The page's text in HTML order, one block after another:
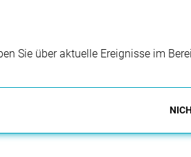
Sie über aktuelle Ereignisse im